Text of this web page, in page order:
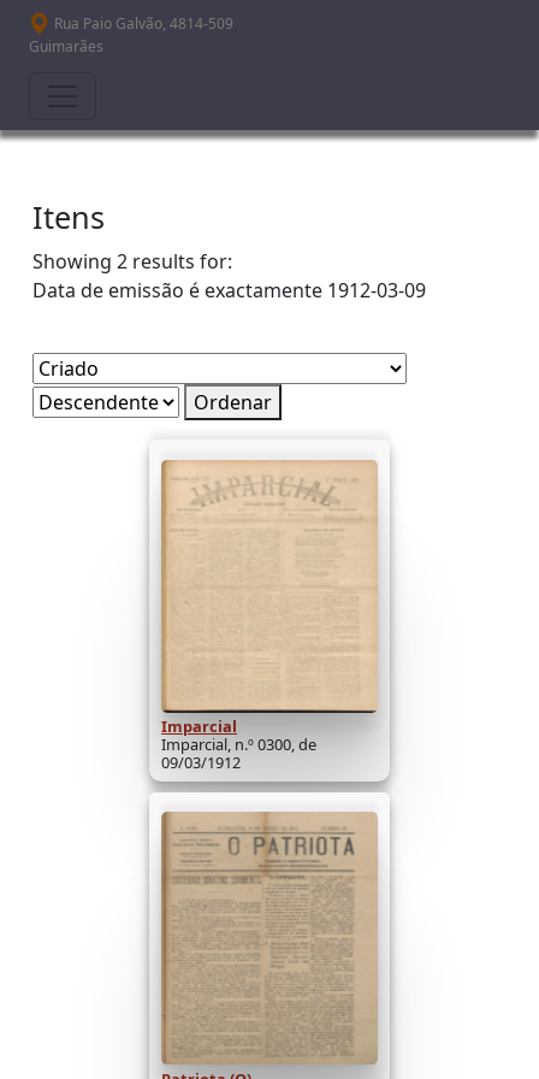
Passar para o conteúdo principal
Rua Paio Galvão, 4814-509
Guimarães
Itens
Showing 2 results for:
Data de emissão é exactamente 1912-03-09
Ordenar
Imparcial
Imparcial, n.º 0300, de
09/03/1912